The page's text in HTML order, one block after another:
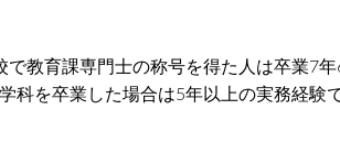
教育課専門士の称号を得た人は卒業7
科を卒業した場合は5年以上の実務経験